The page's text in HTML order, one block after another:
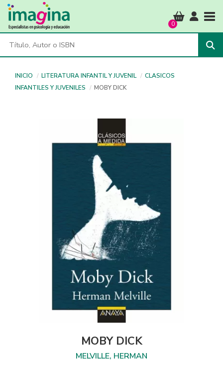
0
INICIO LITERATURA INFANTIL Y JUVENIL
CLASICOS
INFANTILES Y JUVENILES
MOBY DICK
MOBY DICK
MELVILLE, HERMAN